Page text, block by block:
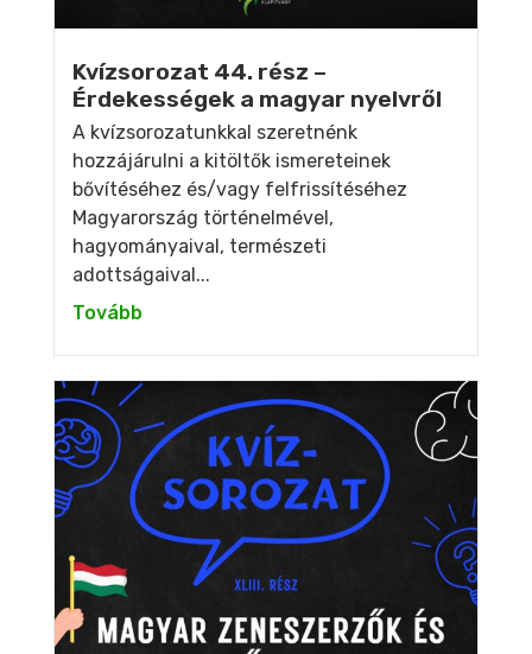
Kvízsorozat 44. rész –
Érdekességek a magyar nyelvről
A kvízsorozatunkkal szeretnénk
hozzájárulni a kitöltők ismereteinek
bővítéséhez és/vagy felfrissítéséhez
Magyarország történelmével,
hagyományaival, természeti
adottságaival...
Tovább